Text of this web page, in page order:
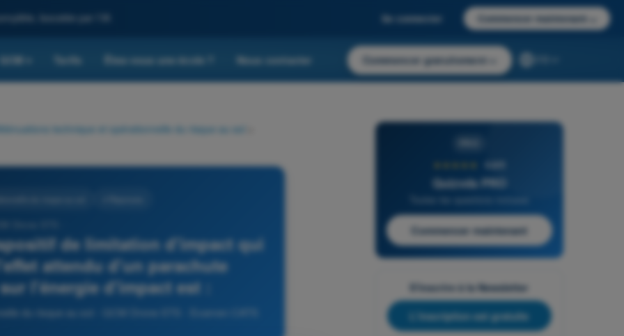
boostée par l'IA Se connecter Commencer maintenant
QCM Tarifs Êtes-vous une école ? Nous contacter Commencer gratuitement
technique et opérationnelle du risque au sol
de limitation d'impact qui
attendu d'un parachute
l'énergie d'impact est :
du risque au sol - QCM Drone STS - Examen CATS
4,6/5
Quizvds PRO
Commencer maintenant
S'inscrire à la Newsletter
L'inscription est gratuite